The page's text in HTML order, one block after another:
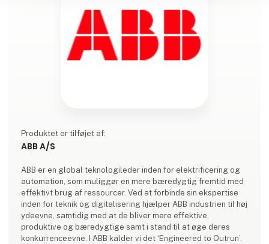
Produktet er tilføjet af:
ABB A/S
ABB er en global teknologileder inden for elektrificering og
automation, som muliggør en mere bæredygtig fremtid med
effektivt brug af ressourcer. Ved at forbinde sin ekspertise
inden for teknik og digitalisering hjælper ABB industrien til høj
ydeevne, samtidig med at de bliver mere effektive,
produktive og bæredygtige samt i stand til at øge deres
konkurrenceevne. I ABB kalder vi det ‘Engineered to Outrun’.